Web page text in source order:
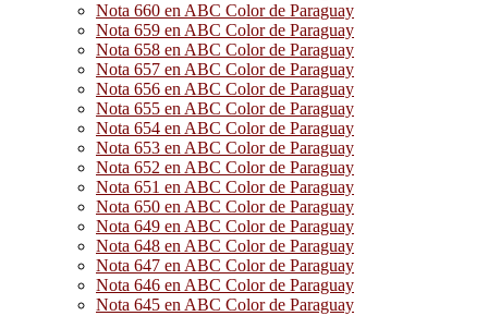
Nota 660 en ABC Color de Paraguay
Nota 659 en ABC Color de Paraguay
Nota 658 en ABC Color de Paraguay
Nota 657 en ABC Color de Paraguay
Nota 656 en ABC Color de Paraguay
Nota 655 en ABC Color de Paraguay
Nota 654 en ABC Color de Paraguay
Nota 653 en ABC Color de Paraguay
Nota 652 en ABC Color de Paraguay
Nota 651 en ABC Color de Paraguay
Nota 650 en ABC Color de Paraguay
Nota 649 en ABC Color de Paraguay
Nota 648 en ABC Color de Paraguay
Nota 647 en ABC Color de Paraguay
Nota 646 en ABC Color de Paraguay
Nota 645 en ABC Color de Paraguay